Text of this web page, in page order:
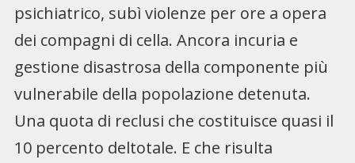
psichiatrico, subì violenze per ore a opera
dei compagni di cella. Ancora incuria e
gestione disastrosa della componente più
vulnerabile della popolazione detenuta.
Una quota di reclusi che costituisce quasi il
10 percento deltotale. E che risulta